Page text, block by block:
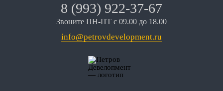
8 (993) 922-37-67
Звоните ПН-ПТ с 09.00 до 18.00
info@petrovdevelopment.ru